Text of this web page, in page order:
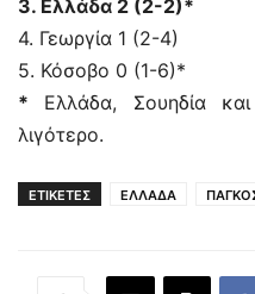
3. Ελλάδα 2 (2-2)*
4. Γεωργία 1 (2-4)
5. Κόσοβο 0 (1-6)*
* Ελλάδα, Σουηδία
λιγότερο.
ΕΤΙΚΕΤΕΣ ΕΛΛΑΔΑ